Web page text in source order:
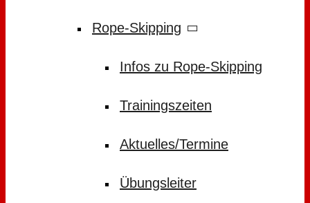
Rope-Skipping
Infos zu Rope-Skipping
Trainingszeiten
Aktuelles/Termine
Übungsleiter